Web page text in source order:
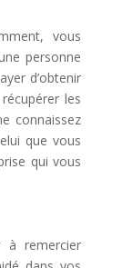
vous
personne
d’obtenir
les
connaissez
que vous
qui vous
remercier